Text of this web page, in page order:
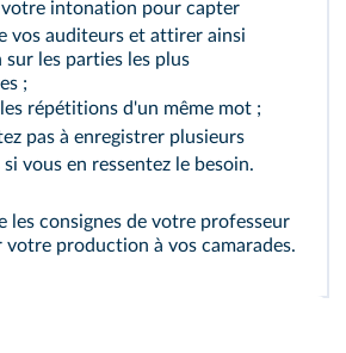
votre intonation pour capter
vos auditeurs et attirer ainsi
sur les parties les plus
;
les répétitions d'un même mot ;
pas à enregistrer plusieurs
vous en ressentez le besoin.
les consignes de votre professeur
votre production à vos camarades.